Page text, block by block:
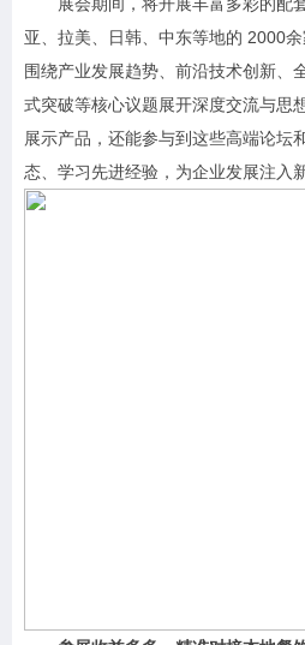
亚、拉美、日韩、中东等地的 2000
围绕产业发展趋势、前沿技术创新、
式突破等核心议题展开深度交流与思
展示产品，还能参与到这些高端论坛
态、学习先进经验，为企业发展注入